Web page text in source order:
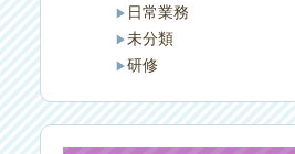
日常業務
未分類
研修